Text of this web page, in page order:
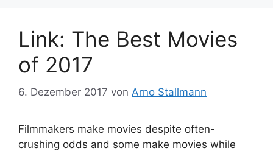
Link: The Best Movies
of 2017
6. Dezember 2017 von Arno Stallmann
Filmmakers make movies despite often-
crushing odds and some make movies while